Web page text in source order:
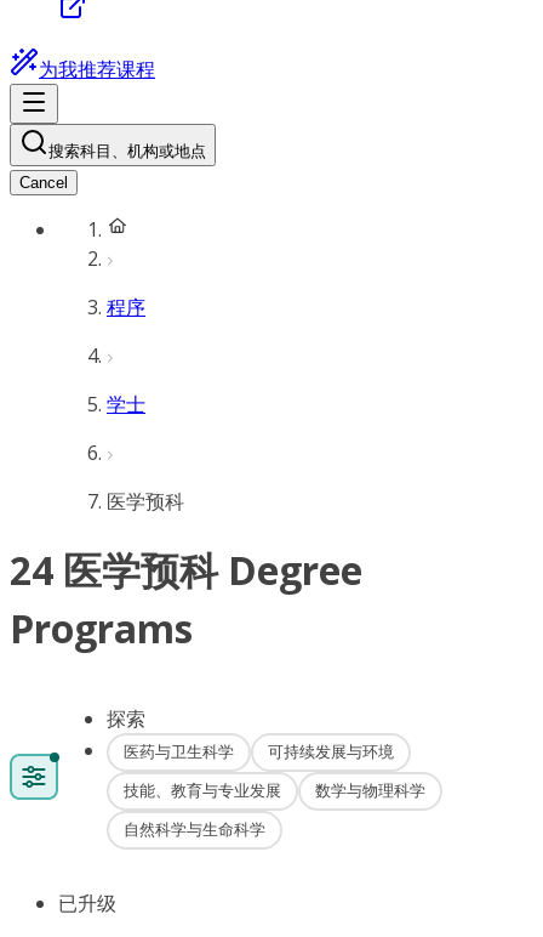
为我推荐课程
搜索科目、机构或地点
Cancel
程序
学士
医学预科
24 医学预科 Degree
Programs
探索
医药与卫生科学
可持续发展与环境
技能、教育与专业发展
数学与物理科学
自然科学与生命科学
已升级